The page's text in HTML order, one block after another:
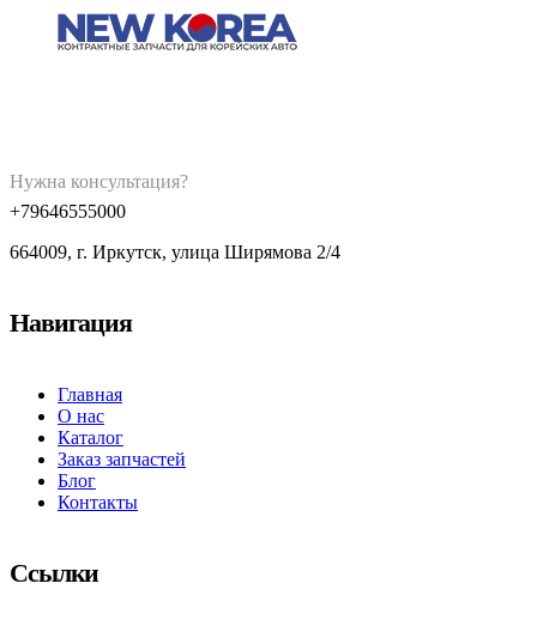
Нужна консультация?
+79646555000
664009, г. Иркутск, улица Ширямова 2/4
Навигация
Главная
О нас
Каталог
Заказ запчастей
Блог
Контакты
Ссылки